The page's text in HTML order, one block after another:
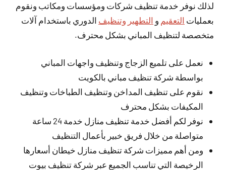
لذلك نوفر خدمة تنظيف شركات ومؤسسات ومكاتب ونقوم
بعمليات التعقيم و التطهير وتنظيف الدوري باستخدام آلات
متخصصة لتنظيف المباني بشكل محترف.
نعمل على تلميع الزجاج وتنظيف واجهات المباني
بواسطة شركة تنظيف مباني بالكويت
نقوم على تنظيف المداخن وتنظيف الطباخات وتنظيف
المكيفات بشكل محترف
نوفر لكم أفضل خدمة تنظيف منازل خدمة 24 ساعة
متواصلة من خلال فريق خبير بأعمال التنظيف
ومن أهم مميزات شركة تنظيف منازل خيطان أسعارها
الرخيصة التي تناسب الجميع عبر شركة تنظيف بيوت